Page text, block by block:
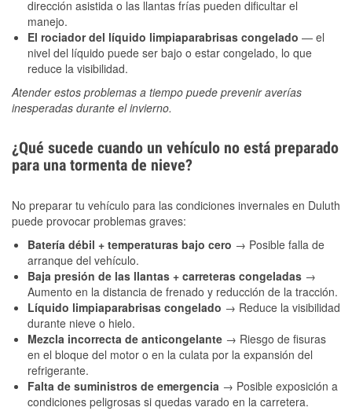
dirección asistida o las llantas frías pueden dificultar el
manejo.
El rociador del líquido limpiaparabrisas congelado — el
nivel del líquido puede ser bajo o estar congelado, lo que
reduce la visibilidad.
Atender estos problemas a tiempo puede prevenir averías
inesperadas durante el invierno.
¿Qué sucede cuando un vehículo no está preparado
para una tormenta de nieve?
No preparar tu vehículo para las condiciones invernales en Duluth
puede provocar problemas graves:
Batería débil + temperaturas bajo cero → Posible falla de
arranque del vehículo.
Baja presión de las llantas + carreteras congeladas →
Aumento en la distancia de frenado y reducción de la tracción.
Líquido limpiaparabrisas congelado → Reduce la visibilidad
durante nieve o hielo.
Mezcla incorrecta de anticongelante → Riesgo de fisuras
en el bloque del motor o en la culata por la expansión del
refrigerante.
Falta de suministros de emergencia → Posible exposición a
condiciones peligrosas si quedas varado en la carretera.